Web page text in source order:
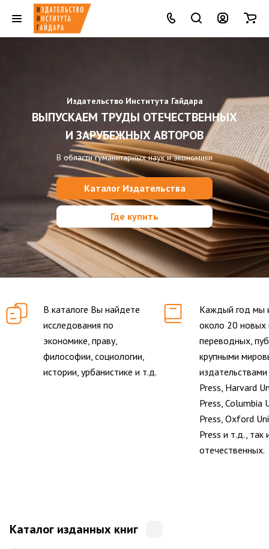
Издательство Института Гайдара
ВЫПУСКАЕМ ТРУДЫ ОТЕЧЕСТВЕННЫХ
И ЗАРУБЕЖНЫХ АВТОРОВ
В области гуманитарных наук и экономики
Каталог Издательства
Где купить
В каталоге Вы найдете
исследования по
экономике, праву,
философии, социологии,
истории, урбанистике и т.д.
Каждый год мы
около 20 новых
переводных,
крупными
Press, Harvard
Press, Columbia
Press, Oxford
Press и т.д., так
отечественных.
Каталог изданных книг